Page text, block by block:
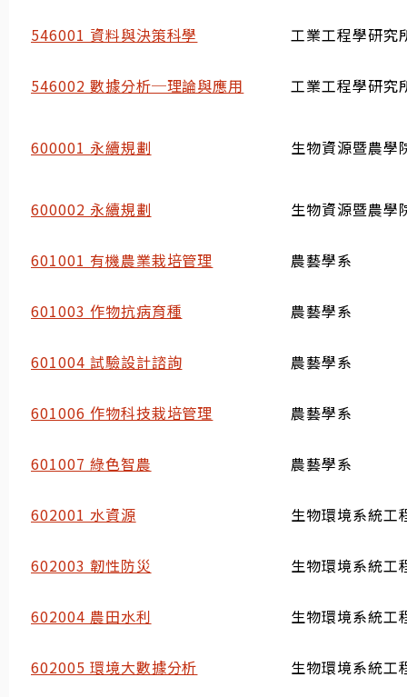
546001 資料與決策科學 工業工程學研究
546002 數據分析─理論與應用 工業工程學研究
600001 永續規劃 生物資源暨農學
600002 永續規劃 生物資源暨農學
601001 有機農業栽培管理 農藝學系
601003 作物抗病育種 農藝學系
601004 試驗設計諮詢 農藝學系
601006 作物科技栽培管理 農藝學系
601007 綠色智農 農藝學系
602001 水資源 生物環境系統工
602003 韌性防災 生物環境系統工
602004 農田水利 生物環境系統工
602005 環境大數據分析 生物環境系統工